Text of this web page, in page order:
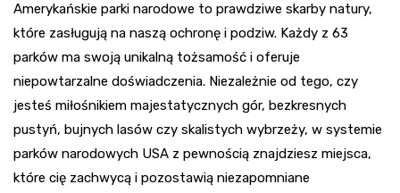
Amerykańskie parki narodowe to prawdziwe skarby natury,
które zasługują na naszą ochronę i podziw. Każdy z 63
parków ma swoją unikalną tożsamość i oferuje
niepowtarzalne doświadczenia. Niezależnie od tego, czy
jesteś miłośnikiem majestatycznych gór, bezkresnych
pustyń, bujnych lasów czy skalistych wybrzeży, w systemie
parków narodowych USA z pewnością znajdziesz miejsca,
które cię zachwycą i pozostawią niezapomniane